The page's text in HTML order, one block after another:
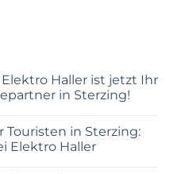
Haller ist jetzt Ihr
in Sterzing!
Touristen in Sterzing:
Elektro Haller